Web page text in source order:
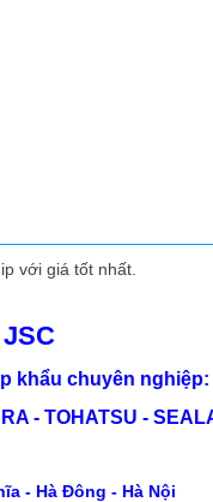
với giá tốt nhất.
khẩu chuyên nghiệp:
- TOHATSU -
- Hà Đông - Hà Nội